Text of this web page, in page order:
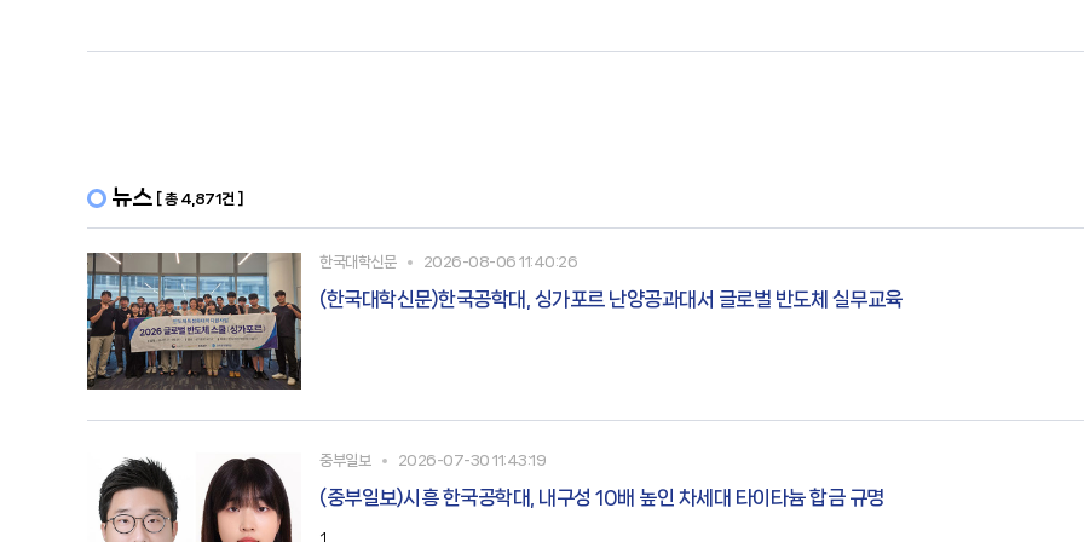
뉴스 [ 총 4,871건 ]
한국대학신문 2026-08-06 11:40:26
(한국대학신문)한국공학대, 싱가포르 난양공과대서 글로벌 반도체 실무교육
중부일보 2026-07-30 11:43:19
(중부일보)시흥 한국공학대, 내구성 10배 높인 차세대 타이타늄 합금 규명